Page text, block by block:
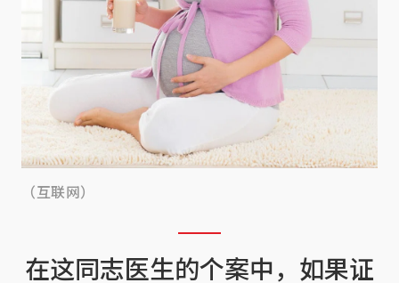
（互联网）
在这同志医生的个案中，如果证